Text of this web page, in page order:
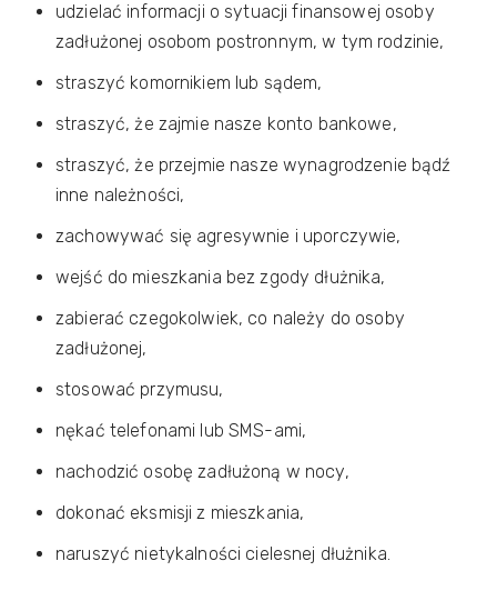
udzielać informacji o sytuacji finansowej osoby
zadłużonej osobom postronnym, w tym rodzinie,
straszyć komornikiem lub sądem,
straszyć, że zajmie nasze konto bankowe,
straszyć, że przejmie nasze wynagrodzenie bądź
inne należności,
zachowywać się agresywnie i uporczywie,
wejść do mieszkania bez zgody dłużnika,
zabierać czegokolwiek, co należy do osoby
zadłużonej,
stosować przymusu,
nękać telefonami lub SMS-ami,
nachodzić osobę zadłużoną w nocy,
dokonać eksmisji z mieszkania,
naruszyć nietykalności cielesnej dłużnika.